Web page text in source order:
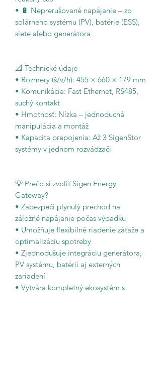
• 🔋 Neprerušované napájanie – zo
solárneho systému (PV), batérie (ESS),
siete alebo generátora
📐 Technické údaje
• Rozmery (š/v/h): 455 × 660 × 179 mm
• Komunikácia: Fast Ethernet, RS485,
suchý kontakt
• Hmotnosť: Nízka – jednoduchá
manipulácia a montáž
• Kapacita prepojenia: Až 3 SigenStor
systémy v jednom rozvádzači
💡 Prečo si zvoliť Sigen Energy
Gateway?
• Zabezpečí plynulý prechod na
záložné napájanie počas výpadku
• Umožňuje flexibilné riadenie záťaže a
optimalizáciu spotreby
• Zjednodušuje integráciu generátora,
PV systému, batérií aj externých
zariadení
• Vytvára kompletný ekosystém s